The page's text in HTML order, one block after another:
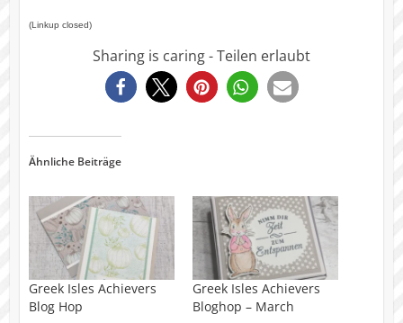
(Linkup closed)
Sharing is caring - Teilen erlaubt
1573
Ähnliche Beiträge
Greek Isles Achievers
Blog Hop
Greek Isles Achievers
Bloghop – March